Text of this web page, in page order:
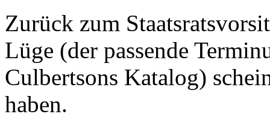
Zurück zum
Lüge (der passende
Culbertsons Katalog)
haben.